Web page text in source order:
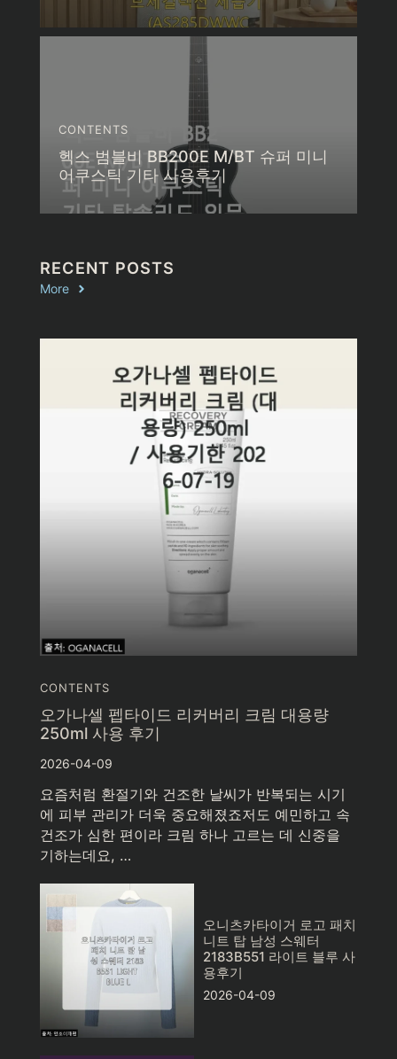
CONTENTS
헥스 범블비 BB200E M/BT 슈퍼 미니
어쿠스틱 기타 사용후기
RECENT POSTS
More
CONTENTS
오가나셀 펩타이드 리커버리 크림 대용량
250ml 사용 후기
2026-04-09
요즘처럼 환절기와 건조한 날씨가 반복되는 시기
에 피부 관리가 더욱 중요해졌죠저도 예민하고 속
건조가 심한 편이라 크림 하나 고르는 데 신중을
기하는데요, …
오니츠카타이거 로고 패치
니트 탑 남성 스웨터
2183B551 라이트 블루 사
용후기
2026-04-09